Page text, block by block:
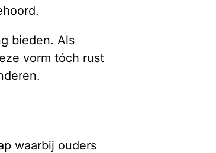
bieden. Als
vorm tóch rust
waarbij ouders